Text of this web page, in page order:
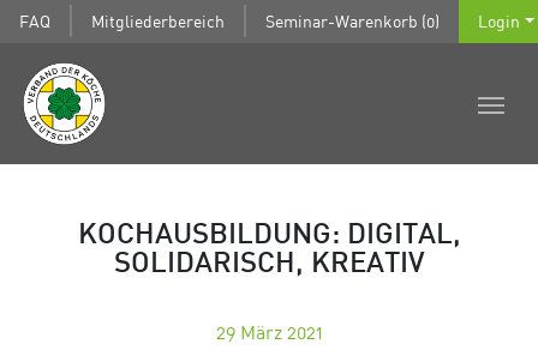
FAQ Mitgliederbereich Seminar-Warenkorb (0) Login
KOCHAUSBILDUNG: DIGITAL,
SOLIDARISCH, KREATIV
29 März 2021